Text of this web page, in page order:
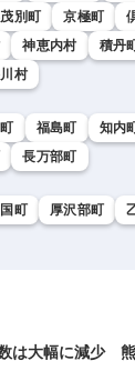
別町 京極町
神恵内村 積丹
村
福島町 知内
長万部町
国町 厚沢部町
は大幅に減少